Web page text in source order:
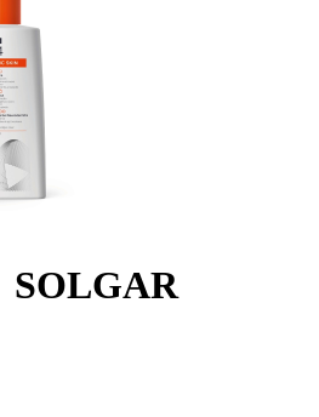
SOLGAR